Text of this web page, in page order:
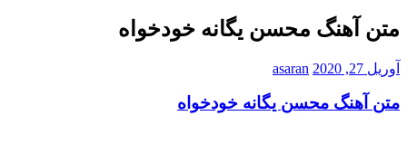
متن آهنگ محسن یگانه خودخواه
آوریل 27, 2020 asaran
متن آهنگ محسن یگانه خودخواه